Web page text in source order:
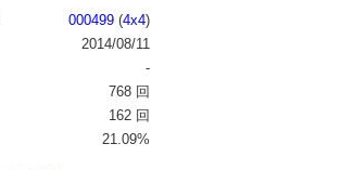
000499 (4x4)
2014/08/11
-
768 回
162 回
21.09%